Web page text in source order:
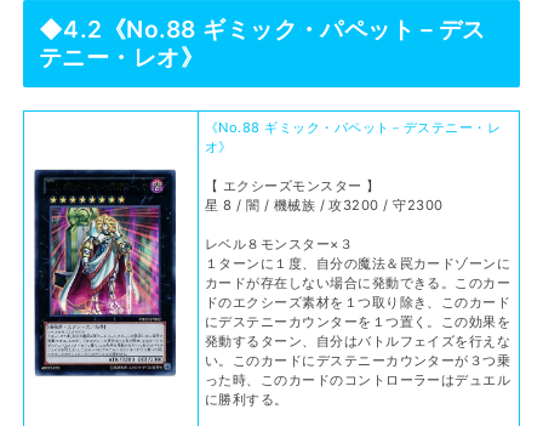
◆4.2《No.88 ギミック・パペット－デス
テニー・レオ》
《No.88 ギミック・パペット－デステニー・レ
オ》
【 エクシーズモンスター 】
星 8 / 闇 / 機械族 / 攻3200 / 守2300
レベル８モンスター×３
１ターンに１度、自分の魔法＆罠カードゾーンに
カードが存在しない場合に発動できる。このカー
ドのエクシーズ素材を１つ取り除き、このカード
にデステニーカウンターを１つ置く。この効果を
発動するターン、自分はバトルフェイズを行えな
い。このカードにデステニーカウンターが３つ乗
った時、このカードのコントローラーはデュエル
に勝利する。